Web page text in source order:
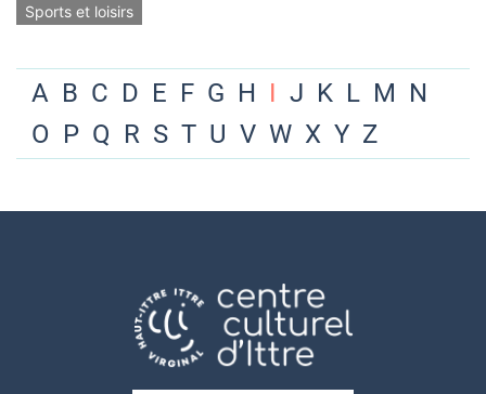
Sports et loisirs
A B C D E F G H I J K L M N
O P Q R S T U V W X Y Z